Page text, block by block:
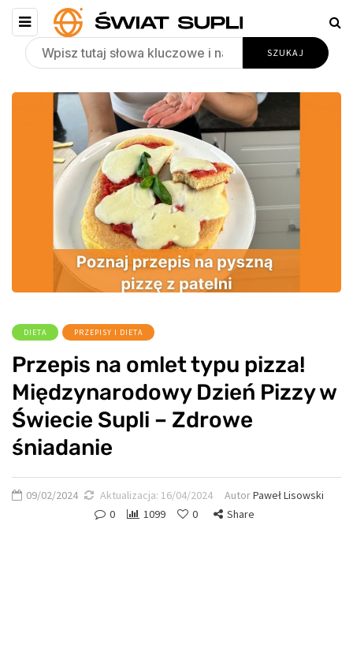
DIETA PRZEPISY I DIETA
Przepis na omlet typu pizza!
Międzynarodowy Dzień Pizzy w
Świecie Supli – Zdrowe
śniadanie
09/02/2024 Aktualizacja: 16/04/2024 AutorPaweł Lisowski
0
1099 0 Share